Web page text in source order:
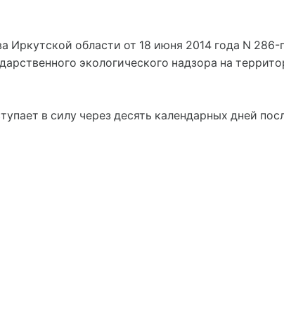
Иркутской области от 18 июня 2014 года N
экологического надзора на
в силу через десять календарных дней